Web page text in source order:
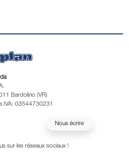
Bardolino (VR)
IVA: 03544730231
Nous écrire
sur les réseaux sociaux !